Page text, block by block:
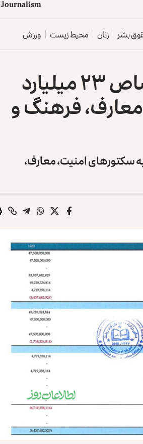
m
s
i
l
a
n
r
u
o
JSupport
بشر زنان محیط زیست ورزش
بودجه سه‌ماهه‌ طالبان؛ اختصاص ۲۳ میلیارد
فرهنگ و
به سکتورهای امنیت، معارف،